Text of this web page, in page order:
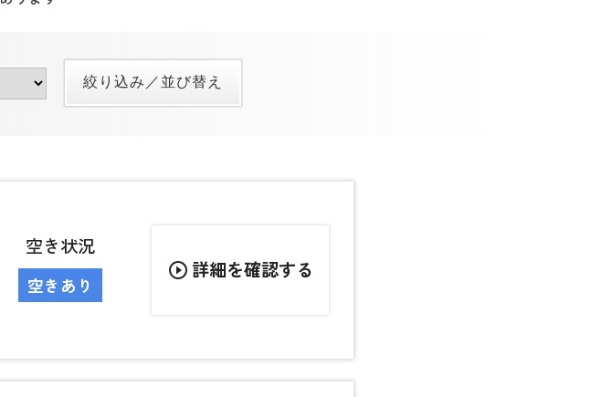
空き状況
空きあり
play_circle_outline 詳細を確認する